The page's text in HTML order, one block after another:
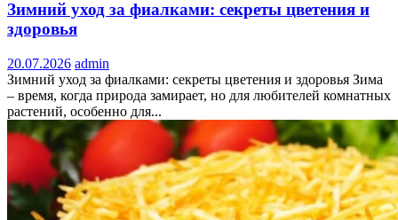
Зимний уход за фиалками: секреты цветения и
здоровья
20.07.2026 admin
Зимний уход за фиалками: секреты цветения и здоровья Зима
– время, когда природа замирает, но для любителей комнатных
растений, особенно для...